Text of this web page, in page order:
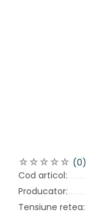
(0)
Cod articol:
Producator:
Tensiune retea: